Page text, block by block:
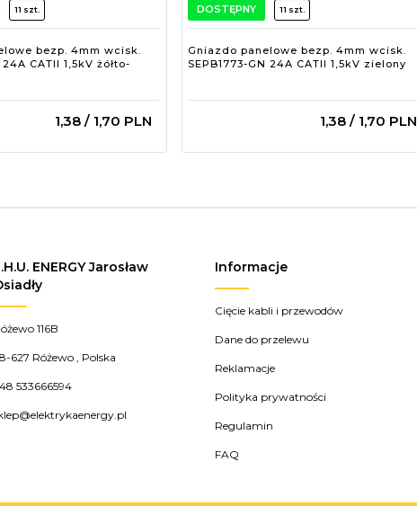
11 szt.
bezp. 4mm wcisk.
24A CATII 1,5kV żółto-
1,38 / 1,70 PLN
DOSTĘPNY 11 szt.
Gniazdo panelowe bezp. 4mm wcisk.
SEPB1773-GN 24A CATII 1,5kV zielony
1,38 / 1,70 PLN
ENERGY Jarosław
116B
627 Różewo Polska
533666594
Informacje
Cięcie kabli i przewodów
Dane do przelewu
Reklamacje
Polityka prywatności
Regulamin
FAQ